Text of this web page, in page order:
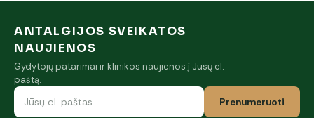
ANTALGIJOS SVEIKATOS
NAUJIENOS
Gydytojų patarimai ir klinikos naujienos į Jūsų el.
paštą.
Prenumeruoti